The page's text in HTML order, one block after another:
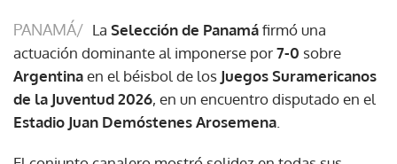
PANAMÁ/ La Selección de Panamáfirmó una
actuación dominante al imponerse por7-0 sobre
Argentinaen el béisbol de los Juegos Suramericanos
de la Juventud 2026, en un encuentro disputado en el
Estadio Juan Demóstenes Arosemena